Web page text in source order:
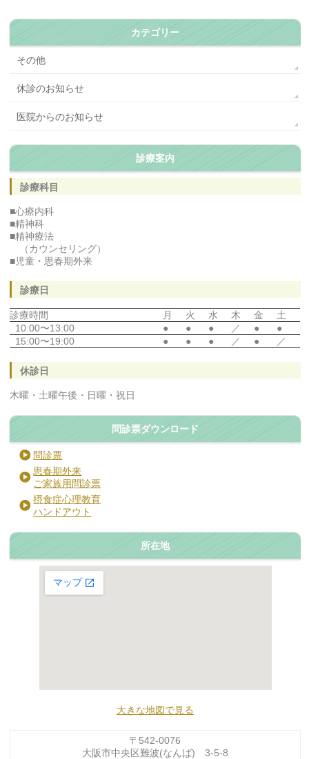
カテゴリー
その他
休診のお知らせ
医院からのお知らせ
診療案内
診療科目
■心療内科
■精神科
■精神療法
（カウンセリング）
■児童・思春期外来
診療日
診療時間 月 火 水 木 金
土
10:00〜13:00
● ● ● ／ ●
●
15:00〜19:00
● ● ● ／ ● ／
休診日
木曜・土曜午後・日曜・祝日
問診票ダウンロード
問診票
思春期外来
ご家族用問診票
摂食症心理教育
ハンドアウト
所在地
大きな地図で見る
〒542-0076
大阪市中央区難波(なんば) 3-5-8